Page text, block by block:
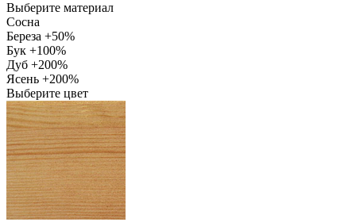
Выберите материал
Сосна
Береза +50%
Бук +100%
Дуб +200%
Ясень +200%
Выберите цвет